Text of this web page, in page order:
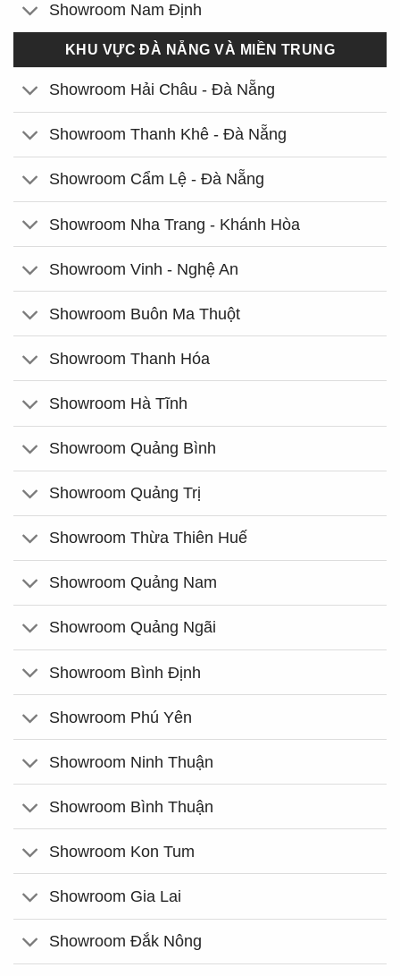
Showroom Nam Định
KHU VỰC ĐÀ NẴNG VÀ MIỀN TRUNG
Showroom Hải Châu - Đà Nẵng
Showroom Thanh Khê - Đà Nẵng
Showroom Cẩm Lệ - Đà Nẵng
Showroom Nha Trang - Khánh Hòa
Showroom Vinh - Nghệ An
Showroom Buôn Ma Thuột
Showroom Thanh Hóa
Showroom Hà Tĩnh
Showroom Quảng Bình
Showroom Quảng Trị
Showroom Thừa Thiên Huế
Showroom Quảng Nam
Showroom Quảng Ngãi
Showroom Bình Định
Showroom Phú Yên
Showroom Ninh Thuận
Showroom Bình Thuận
Showroom Kon Tum
Showroom Gia Lai
Showroom Đắk Nông